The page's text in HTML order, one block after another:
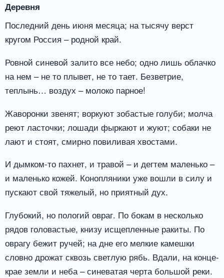
Деревня
Последний день июня месяца; на тысячу верст
кругом Россия – родной край.
Ровной синевой залито все небо; одно лишь облачко
на нем – не то плывет, не то тает. Безветрие,
теплынь… воздух – молоко парное!
Жаворонки звенят; воркуют зобастые голуби; молча
реют ласточки; лошади фыркают и жуют; собаки не
лают и стоят, смирно повиливая хвостами.
И дымком-то пахнет, и травой – и дегтем маленько –
и маленько кожей. Конопляники уже вошли в силу и
пускают свой тяжелый, но приятный дух.
Глубокий, но пологий овраг. По бокам в несколько
рядов головастые, книзу исщепленные ракиты. По
оврагу бежит ручей; на дне его мелкие камешки
словно дрожат сквозь светлую рябь. Вдали, на конце-
крае земли и неба – синеватая черта большой реки.